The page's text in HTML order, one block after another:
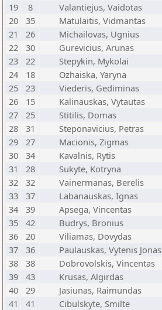
19
8 Valantiejus, Vaidotas
20
35 Matulaitis, Vidmantas
21
26 Michailovas, Ugnius
22
30 Gurevicius, Arunas
23
22 Stepykin, Mykolai
24
18 Ozhaiska, Yaryna
25
23 Viederis, Gediminas
26
15 Kalinauskas, Vytautas
27
25 Stitilis, Domas
28
31 Steponavicius, Petras
29
27 Macionis, Zigmas
30
34 Kavalnis, Rytis
31
28 Sukyte, Kotryna
32
32 Vainermanas, Berelis
33
37 Labanauskas, Ignas
34
39 Apsega, Vincentas
35
42 Budrys, Bronius
36
20 Viliamas, Dovydas
37
36 Paulauskas, Vytenis Jonas
38
38 Dobrovolskis, Vincentas
39
43 Krusas, Algirdas
40
29 Jasiunas, Raimundas
41
41 Cibulskyte, Smilte